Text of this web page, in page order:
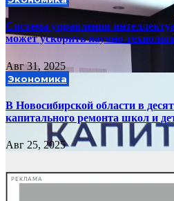
Система управления
может ускорить научно-
Авг 31, 2025
Экономика
В Новосибирской области в
капитального ремонта школ и
Авг 25, 2025
РЕКЛАМА